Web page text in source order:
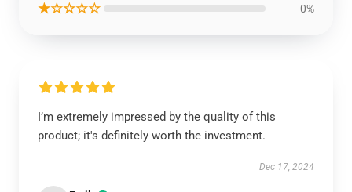
★☆☆☆☆ 0%
I’m extremely impressed by the quality of this
product; it's definitely worth the investment.
Dec 17, 2024